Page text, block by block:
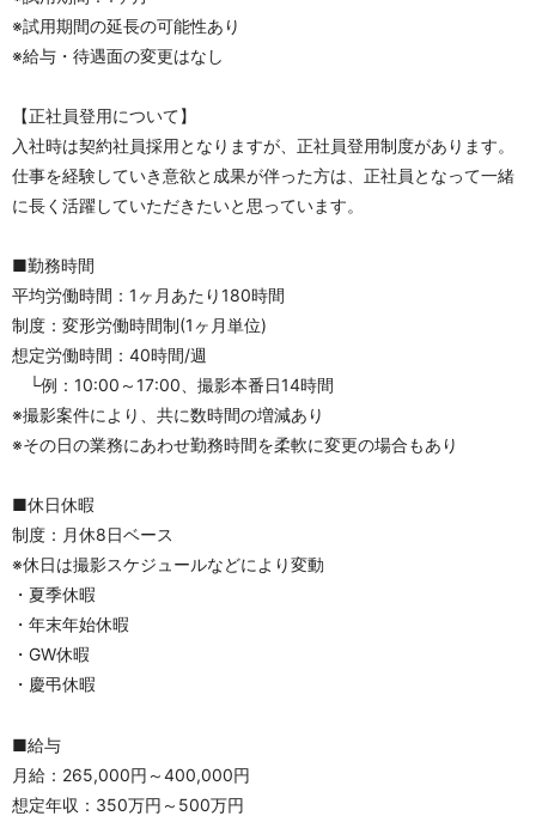
※試用期間の延長の可能性あり
※給与・待遇面の変更はなし
【正社員登用について】
入社時は契約社員採用となりますが、正社員登用制度があります。
仕事を経験していき意欲と成果が伴った方は、正社員となって一緒
に長く活躍していただきたいと思っています。
■勤務時間
平均労働時間：1ヶ月あたり180時間
制度：変形労働時間制(1ヶ月単位)
想定労働時間：40時間/週
└例：10:00～17:00、撮影本番日14時間
※撮影案件により、共に数時間の増減あり
※その日の業務にあわせ勤務時間を柔軟に変更の場合もあり
■休日休暇
制度：月休8日ベース
※休日は撮影スケジュールなどにより変動
・夏季休暇
・年末年始休暇
・GW休暇
・慶弔休暇
■給与
月給：265,000円～400,000円
想定年収：350万円～500万円